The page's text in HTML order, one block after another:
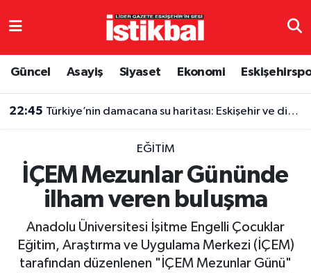
Güncel Asayiş Siyaset Ekonomi
22:45 Türkiye’nin damacana su haritası: Eskişehir ve diğer illerde fiyatlar ne kadar?
EĞITIM
İÇEM Mezunlar Gününde
ilham veren buluşma
Anadolu Üniversitesi İşitme Engelli Çocuklar
Eğitim, Araştırma ve Uygulama Merkezi (İÇEM)
tarafından düzenlenen "İÇEM Mezunlar Günü"
Eskişehirspor
Spor
Eğitim
Ekonomi
Eskişehir Nöbetçi Eczaneler
TFF 3.Lig 4.Grup Puan Durumu ve Fikstür
Tüm Manşetler
Son Dakika Haberleri